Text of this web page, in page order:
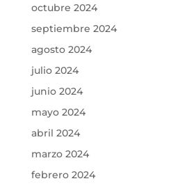
octubre 2024
septiembre 2024
agosto 2024
julio 2024
junio 2024
mayo 2024
abril 2024
marzo 2024
febrero 2024